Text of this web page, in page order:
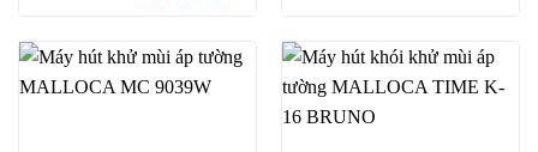
39.880.000₫.